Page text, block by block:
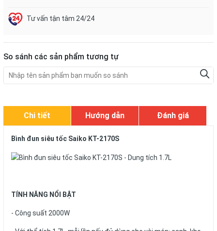
Tư vấn tận tâm 24/24
So sánh các sản phẩm tương tự
Chi tiết Hướng dẫn Đánh giá
Bình đun siêu tốc Saiko KT-2170S
TÍNH NĂNG NỔI BẬT
- Công suất 2000W